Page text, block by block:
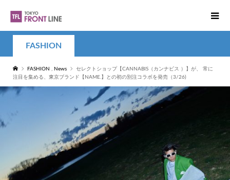
FASHION
FASHION , News
セレクトショップ【CANNABIS（カンナビス ）】が、 常に
注目を集める、東京ブランド【NAME.】との初の別注コラボを発売（3/26)